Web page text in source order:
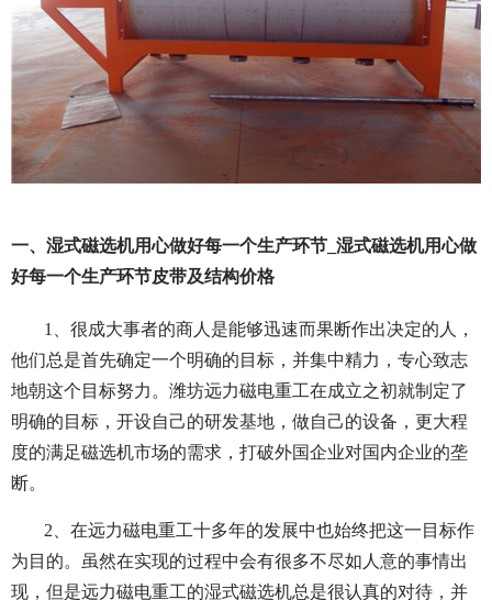
一、湿式磁选机用心做好每一个生产环节_湿式磁选机用心做
好每一个生产环节皮带及结构价格
1、很成大事者的商人是能够迅速而果断作出决定的人，
他们总是首先确定一个明确的目标，并集中精力，专心致志
地朝这个目标努力。潍坊远力磁电重工在成立之初就制定了
明确的目标，开设自己的研发基地，做自己的设备，更大程
度的满足磁选机市场的需求，打破外国企业对国内企业的垄
断。
2、在远力磁电重工十多年的发展中也始终把这一目标作
为目的。虽然在实现的过程中会有很多不尽如人意的事情出
现，但是远力磁电重工的湿式磁选机总是很认真的对待，并